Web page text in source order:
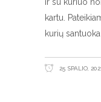
kartu.
kurių
25 SPALIO,